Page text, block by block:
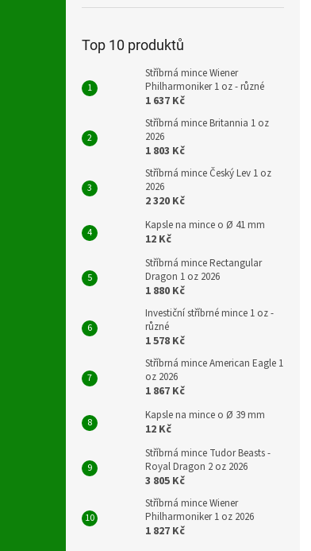
Top 10 produktů
Stříbrná mince Wiener
Philharmoniker 1 oz - různé
1 637 Kč
Stříbrná mince Britannia 1 oz
2026
1 803 Kč
Stříbrná mince Český Lev 1 oz
2026
2 320 Kč
Kapsle na mince o Ø 41 mm
12 Kč
Stříbrná mince Rectangular
Dragon 1 oz 2026
1 880 Kč
Investiční stříbrné mince 1 oz -
různé
1 578 Kč
Stříbrná mince American Eagle 1
oz 2026
1 867 Kč
Kapsle na mince o Ø 39 mm
12 Kč
Stříbrná mince Tudor Beasts -
Royal Dragon 2 oz 2026
3 805 Kč
Stříbrná mince Wiener
Philharmoniker 1 oz 2026
1 827 Kč